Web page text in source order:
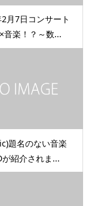
月7日コンサート
×音楽！？～数...
題名のない音楽
が紹介されま...